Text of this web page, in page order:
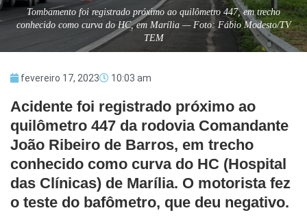
Tombamento foi registrado próximo ao quilômetro 447, em trecho
conhecido como curva do HC, em Marília — Foto: Fábio Modesto/TV
TEM
fevereiro 17, 2023 10:03 am
Acidente foi registrado próximo ao
quilômetro 447 da rodovia Comandante
João Ribeiro de Barros, em trecho
conhecido como curva do HC (Hospital
das Clínicas) de Marília. O motorista fez
o teste do bafômetro, que deu negativo.